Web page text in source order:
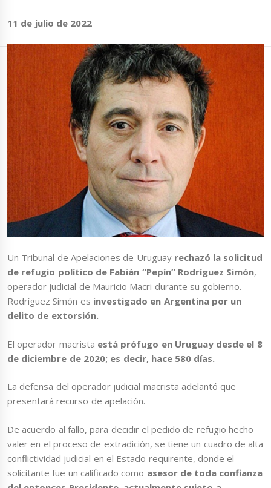
11 de julio de 2022
Un Tribunal de Apelaciones de Uruguay rechazó la solicitud
de refugio político de Fabián “Pepín” Rodríguez Simón,
operador judicial de Mauricio Macri durante su gobierno.
Rodríguez Simón es investigado en Argentina por un
delito de extorsión.
El operador macrista está prófugo en Uruguay desde el 8
de diciembre de 2020; es decir, hace 580 días.
La defensa del operador judicial macrista adelantó que
presentará recurso de apelación.
De acuerdo al fallo, para decidir el pedido de refugio hecho
valer en el proceso de extradición, se tiene un cuadro de alta
conflictividad judicial en el Estado requirente, donde el
solicitante fue un calificado como asesor de toda confianza